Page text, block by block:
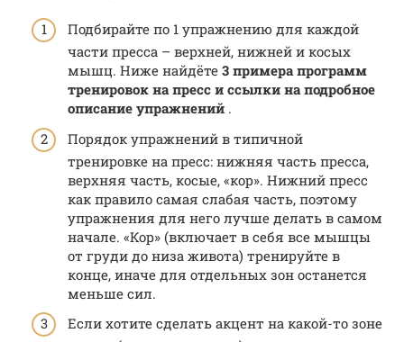
Подбирайте по 1 упражнению для каждой
части пресса – верхней, нижней и косых
мышц. Ниже найдёте 3 примера программ
тренировок на пресс и ссылки на подробное
описание упражнений .
Порядок упражнений в типичной
тренировке на пресс: нижняя часть пресса,
верхняя часть, косые, «кор». Нижний пресс
как правило самая слабая часть, поэтому
упражнения для него лучше делать в самом
начале. «Кор» (включает в себя все мышцы
от груди до низа живота) тренируйте в
конце, иначе для отдельных зон останется
меньше сил.
Если хотите сделать акцент на какой-то зоне